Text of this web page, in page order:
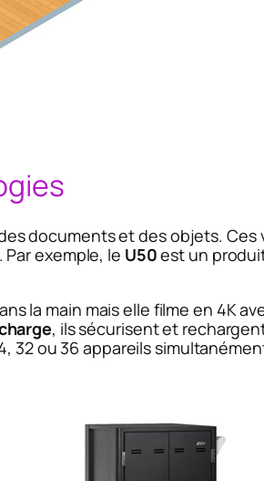
documents et des objets. Ces
exemple, le U50est un
la main mais elle filme en 4K
, ils sécurisent et
32 ou 36 appareils